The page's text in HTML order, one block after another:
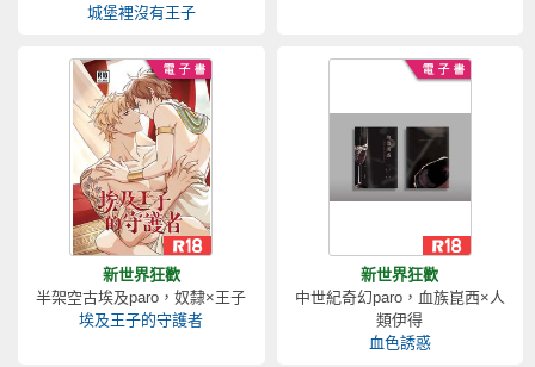
城堡裡沒有王子
新世界狂歡
半架空古埃及paro，奴隸×王子
埃及王子的守護者
新世界狂歡
中世紀奇幻paro，血族崑西×人
類伊得
血色誘惑